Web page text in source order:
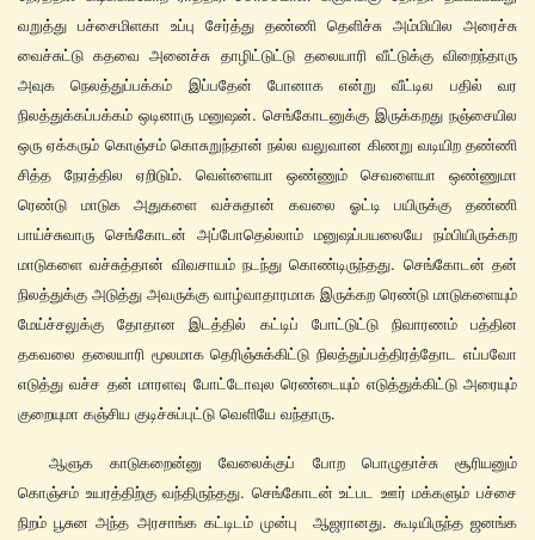
வறுத்து பச்சைமிளகா உப்பு சேர்த்து தண்ணி தெளிச்சு அம்மியில அரைச்சு
வைச்சுட்டு கதவை அனைச்சு தாழிட்டுட்டு தலையாரி வீட்டுக்கு விறைந்தாரு
அவுக நெலத்துப்பக்கம் இப்பதேன் போனாக என்று வீட்டில பதில் வர
நிலத்துக்கப்பக்கம் ஒடினாரு மனுஷன். செங்கோடனுக்கு இருக்கறது நஞ்சையில
ஒரு ஏக்கரும் கொஞ்சம் கொசுறுந்தான் நல்ல வலுவான கிணறு வடியிற தண்ணி
சித்த நேரத்தில ஏறிடும். வெள்ளையா ஒண்ணும் செவளையா ஒண்ணுமா
ரெண்டு மாடுக அதுகளை வச்சுதான் கவலை ஓட்டி பயிருக்கு தண்ணி
பாய்ச்சுவாரு செங்கோடன் அப்போதெல்லாம் மனுஷப்பயலையே நம்பியிருக்கற
மாடுகளை வச்சுத்தான் விவசாயம் நடந்து கொண்டிருந்தது. செங்கோடன் தன்
நிலத்துக்கு அடுத்து அவருக்கு வாழ்வாதாரமாக இருக்கற ரெண்டு மாடுகளையும்
மேய்ச்சலுக்கு தோதான இடத்தில் கட்டிப் போட்டுட்டு நிவாரணம் பத்தின
தகவலை தலையாரி மூலமாக தெரிஞ்சுக்கிட்டு நிலத்துப்பத்திரத்தோட எப்பவோ
எடுத்து வச்ச தன் மாரளவு போட்டோவுல ரெண்டையும் எடுத்துக்கிட்டு அரையும்
குறையுமா கஞ்சிய குடிச்சுப்புட்டு வெளியே வந்தாரு.
ஆளுக காடுகறைன்னு வேலைக்குப் போற பொழுதாச்சு சூரியனும்
கொஞ்சம் உயரத்திற்கு வந்திருந்தது. செங்கோடன் உட்பட ஊர் மக்களும் பச்சை
நிறம் பூசுன அந்த அரசாங்க கட்டிடம் முன்பு ஆஜரானது. கூடியிருந்த ஜனங்க